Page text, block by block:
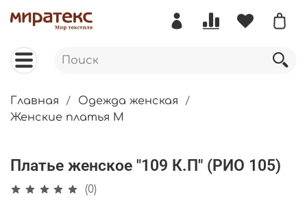
Главная
Одежда женская
Женские платья М
Платье женское "109 К.П" (РИО 105)
(0)